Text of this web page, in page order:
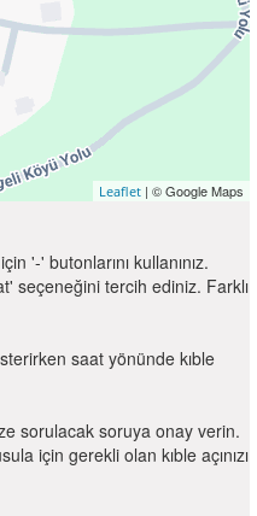
Leaflet | © Google Maps
'-' butonlarını kullanınız.
seçeneğini tercih ediniz. Farklı
saat yönünde kıble
sorulacak soruya onay verin.
için gerekli olan kıble açınızı